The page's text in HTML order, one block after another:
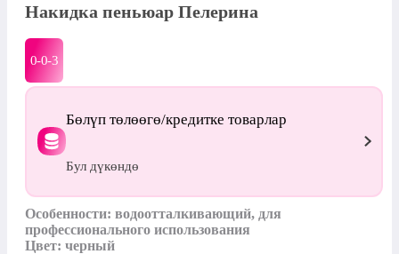
Накидка пеньюар Пелерина
0-0-3
Бөлүп төлөөгө/кредитке товарлар
Бул дүкөндө
Особенности: водоотталкивающий, для
профессионального использования
Цвет: черный